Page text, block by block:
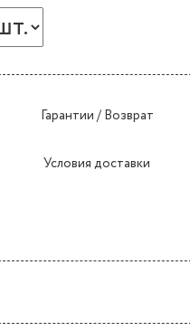
Гарантии / Возврат
Условия доставки